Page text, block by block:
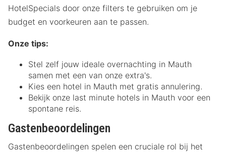
HotelSpecials door onze filters te gebruiken om je
budget en voorkeuren aan te passen.
Onze tips:
Stel zelf jouw ideale overnachting in Mauth
samen met een van onze extra's.
Kies een hotel in Mauth met gratis annulering.
Bekijk onze last minute hotels in Mauth voor een
spontane reis.
Gastenbeoordelingen
Gastenbeoordelingen spelen een cruciale rol bij het